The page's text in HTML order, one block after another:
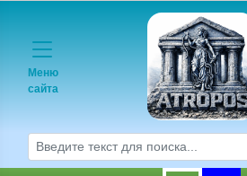
Меню
сайта